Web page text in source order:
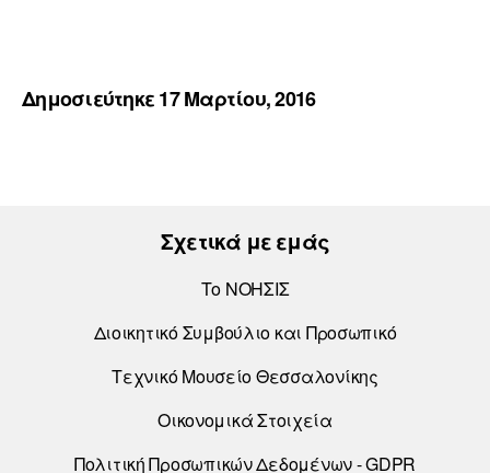
Δημοσιεύτηκε 17 Μαρτίου, 2016
Σχετικά με εμάς
Το ΝΟΗΣΙΣ
Διοικητικό Συμβούλιο και Προσωπικό
Τεχνικό Μουσείο Θεσσαλονίκης
Οικονομικά Στοιχεία
Πολιτική Προσωπικών Δεδομένων - GDPR